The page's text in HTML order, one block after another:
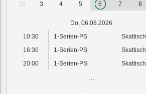
32 3 4 5 6 7 8
Do, 06.08.2026
10:30
1-Serien-PS
Skattisch
16:30
1-Serien-PS
Skattisch
20:00
1-Serien-PS Skattisch